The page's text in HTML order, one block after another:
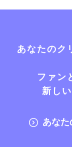
あなたのク
ファン
新し
あな